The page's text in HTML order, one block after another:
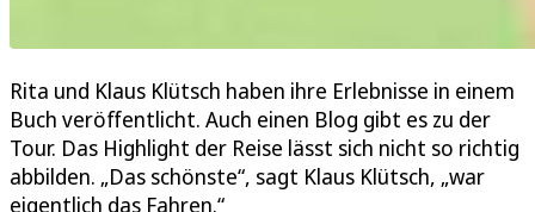
Rita und Klaus Klütsch haben ihre Erlebnisse in einem
Buch veröffentlicht. Auch einen Blog gibt es zu der
Tour. Das Highlight der Reise lässt sich nicht so richtig
abbilden. „Das schönste“, sagt Klaus Klütsch, „war
eigentlich das Fahren.“